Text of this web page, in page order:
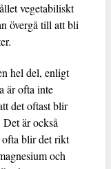
vegetabiliskt
övergå till att bli
hel del, enligt
är ofta inte
det oftast blir
är också
ofta blir det rikt
och